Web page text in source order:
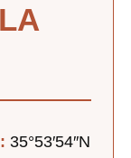
35°53′54″N